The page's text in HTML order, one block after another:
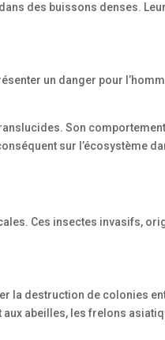
des buissons denses.
un danger pour
Son
sur l’écosystème
Ces insectes invasifs,
la destruction de colonies
abeilles, les frelons